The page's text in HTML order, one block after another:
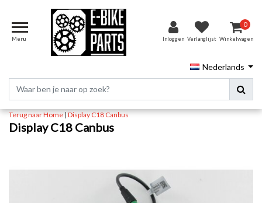
Menu Inloggen Verlanglijst
0
Winkelwagen
Nederlands
Terug naar Home|Display C18 Canbus
Display C18 Canbus